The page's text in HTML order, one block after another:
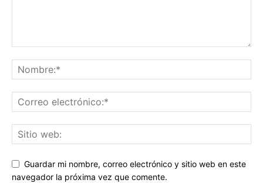
Guardar mi nombre, correo electrónico y sitio web en este
navegador la próxima vez que comente.